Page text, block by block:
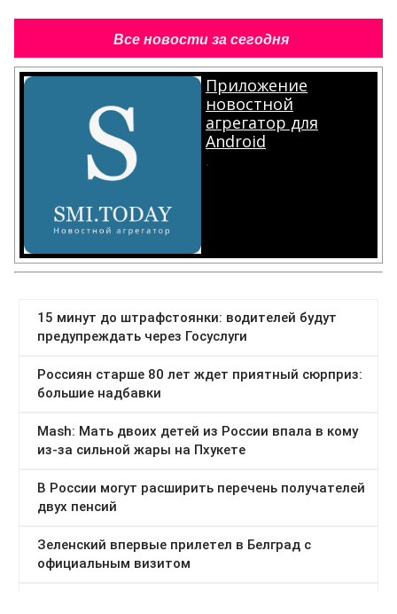
Все новости за сегодня
Приложение
новостной
агрегатор для
Android
.